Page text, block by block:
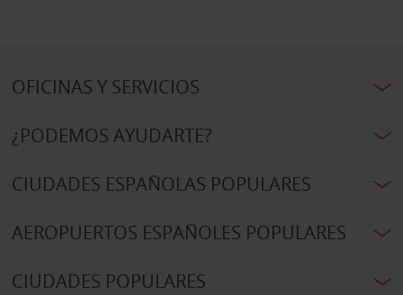
OFICINAS Y SERVICIOS
¿PODEMOS AYUDARTE?
CIUDADES ESPAÑOLAS POPULARES
AEROPUERTOS ESPAÑOLES POPULARES
CIUDADES POPULARES